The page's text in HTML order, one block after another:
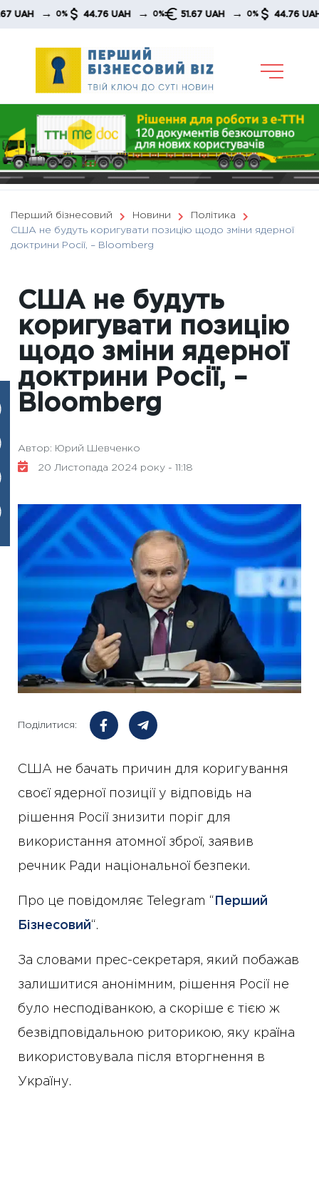
Skip
→ 0% 44.76 UAH → 0% 51.67 UAH → 0% 44.76 UAH →
Перший бізнесовий Новини
Політика
США не будуть коригувати позицію щодо зміни ядерної
доктрини Росії, – Bloomberg
США не будуть
коригувати позицію
щодо зміни ядерної
доктрини Росії, –
Bloomberg
Автор: Юрий Шевченко
20 Листопада 2024 року - 11:18
Поділитися:
США не бачать причин для коригування
своєї ядерної позиції у відповідь на
рішення Росії знизити поріг для
використання атомної зброї, заявив
речник Ради національної безпеки.
Про це повідомляє Telegram “ Перший
Бізнесовий“.
За словами прес-секретаря, який побажав
залишитися анонімним, рішення Росії не
було несподіванкою, а скоріше є тією ж
безвідповідальною риторикою, яку країна
використовувала після вторгнення в
Україну.